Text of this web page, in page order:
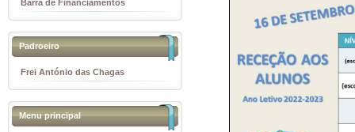
Barra de Financiamentos
Padroeiro
Frei António das Chagas
Menu principal